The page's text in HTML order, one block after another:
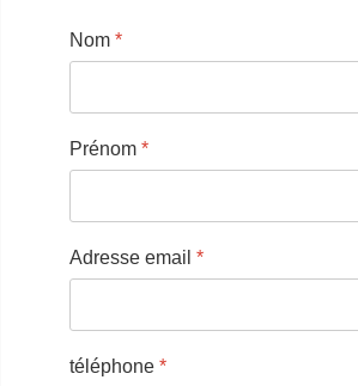
Nom *
Prénom *
Adresse email *
téléphone *